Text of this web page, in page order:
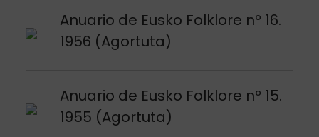
Anuario de Eusko Folklore nº 16.
1956 (Agortuta)
Argitalpena ikusi
Anuario de Eusko Folklore nº 15.
1955 (Agortuta)
Argitalpena ikusi